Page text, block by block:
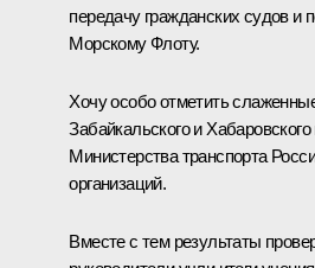
передачу гражданских судов и
Морскому Флоту.
Хочу особо отметить
Забайкальского и
Министерства транспорта
организаций.
Вместе с тем результаты